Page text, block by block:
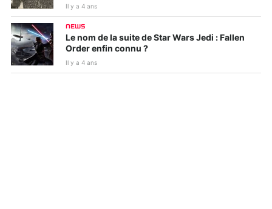
Il y a 4 ans
NEWS
Le nom de la suite de Star Wars Jedi : Fallen
Order enfin connu ?
Il y a 4 ans